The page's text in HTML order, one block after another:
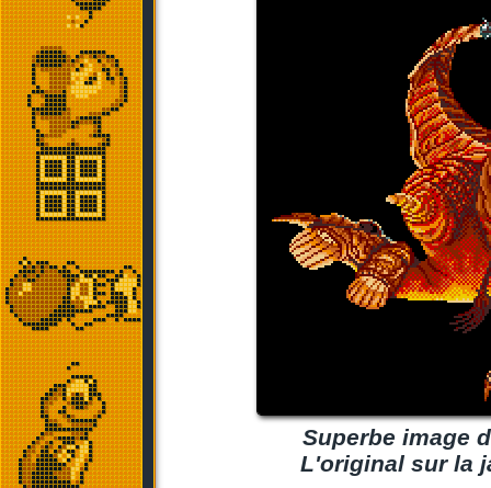
Superbe image
L'original sur la